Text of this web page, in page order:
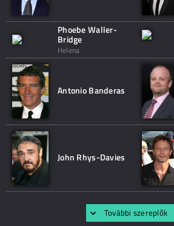
Phoebe Waller-
Bridge
Helena
Antonio Banderas
John Rhys-Davies
További szereplők